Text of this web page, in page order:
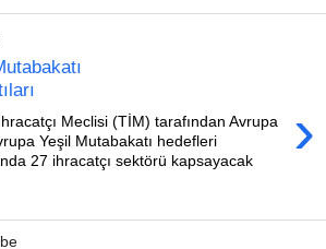
›
Meclisi (TİM) tarafından Avrupa
Yeşil Mutabakatı hedefleri
27 ihracatçı sektörü kapsayacak